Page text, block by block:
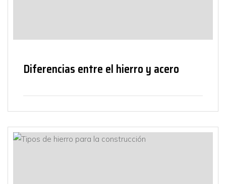
Diferencias entre el hierro y acero